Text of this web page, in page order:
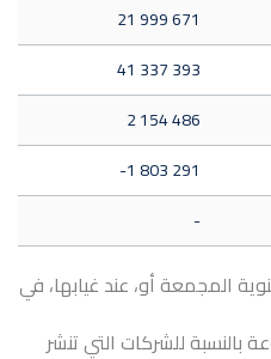
21 999 671
41 337 393
2 154 486
-1 803 291
-
المجمعة أو، عند غيابها، في
بالنسبة للشركات التي تنشر